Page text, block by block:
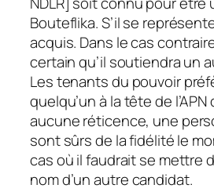
Bouteflika. S’il se
acquis. Dans le cas
certain qu’il soutiendra un
Les tenants du pouvoir
quelqu’un à la tête de l’APN
aucune réticence, une
sont sûrs de la fidélité le
cas où il faudrait se mettre
nom d’un autre candidat.